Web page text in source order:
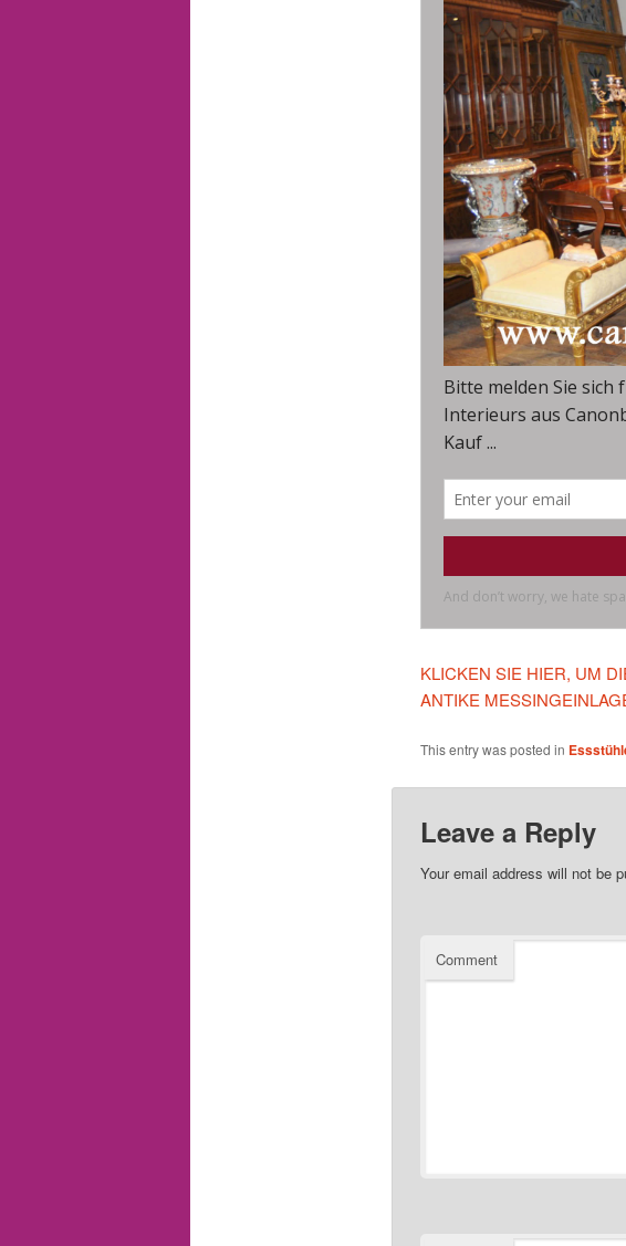
KLICKEN SIE HIER, UM
ANTIKE
This entry was posted in
Leave a Reply
Your email address will not be
Comment